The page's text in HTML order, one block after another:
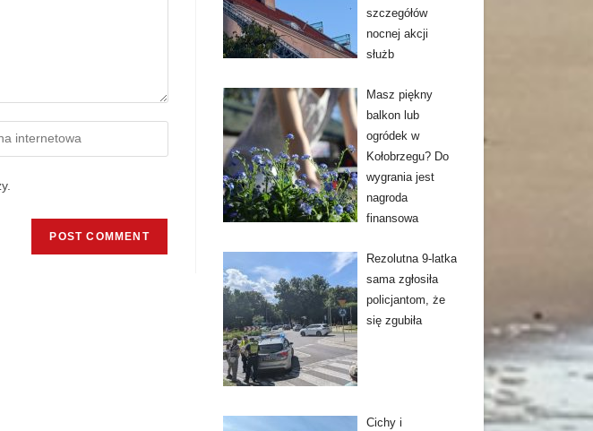
szczegółów
nocnej akcji
służb
Masz piękny
balkon lub
ogródek w
Kołobrzegu? Do
wygrania jest
nagroda
finansowa
Rezolutna 9-latka
sama zgłosiła
policjantom, że
się zgubiła
Cichy i